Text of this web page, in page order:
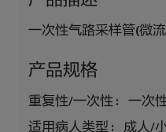
一次性气路采样管(微
产品规格
重复性/一次性 :
一次
适用病人类型 :
成人/